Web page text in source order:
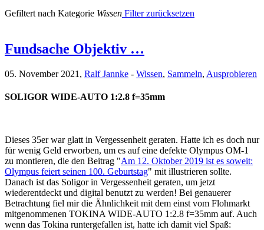
Gefiltert nach Kategorie Wissen Filter zurücksetzen
Fundsache Objektiv …
05. November 2021, Ralf Jannke - Wissen, Sammeln, Ausprobieren
SOLIGOR WIDE-AUTO 1:2.8 f=35mm
Dieses 35er war glatt in Vergessenheit geraten. Hatte ich es doch nur
für wenig Geld erworben, um es auf eine defekte Olympus OM-1
zu montieren, die den Beitrag "Am 12. Oktober 2019 ist es soweit:
Olympus feiert seinen 100. Geburtstag" mit illustrieren sollte.
Danach ist das Soligor in Vergessenheit geraten, um jetzt
wiederentdeckt und digital benutzt zu werden! Bei genauerer
Betrachtung fiel mir die Ähnlichkeit mit dem einst vom Flohmarkt
mitgenommenen TOKINA WIDE-AUTO 1:2.8 f=35mm auf. Auch
wenn das Tokina runtergefallen ist, hatte ich damit viel Spaß: